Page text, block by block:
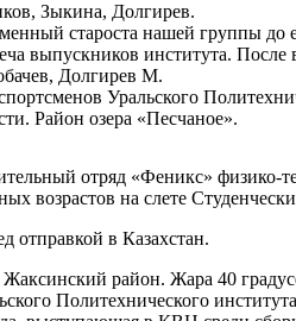
Зыкина, Долгирев.
староста нашей группы до
выпускников института. После
Долгирев М.
Уральского
Район озера «Песчаное».
отряд «Феникс» физико-
возрастов на слете
отправкой в Казахстан.
Жаксинский район. Жара 40
Политехнического